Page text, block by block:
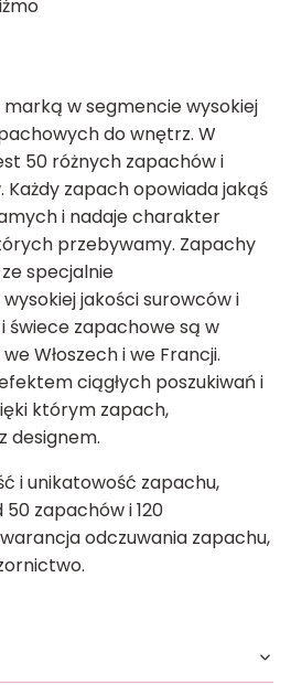
w segmencie wysokiej
do wnętrz. W
50 różnych zapachów i
Każdy zapach opowiada jakąś
i nadaje charakter
przebywamy. Zapachy
specjalnie
jakości surowców i
świece zapachowe są w
Włoszech i we Francji.
ciągłych poszukiwań i
którym zapach,
designem.
i unikatowość zapachu,
zapachów i 120
odczuwania zapachu,